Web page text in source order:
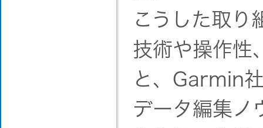
こうした取り
技術や操作性
と、Garmin
データ編集ノ